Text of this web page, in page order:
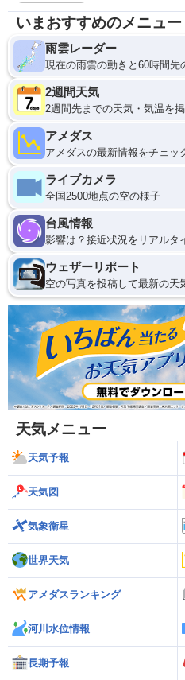
いまおすすめのメニュー
雨雲レーダー
現在の雨雲の動きと60時間先
2週間天気
2週間先までの天気・気温を
アメダス
アメダスの最新情報をチェッ
ライブカメラ
全国2500地点の空の様子
台風情報
影響は？接近状況をリアルタ
ウェザーリポート
空の写真を投稿して最新の天
天気メニュー
天気予報
天気図
気象衛星
世界天気
アメダスランキング
河川水位情報
長期予報